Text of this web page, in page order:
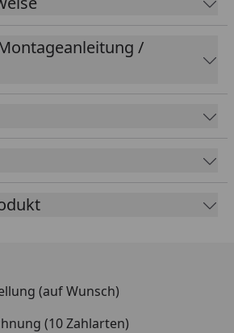
eines intensiven Aromas
Stoffen der Lebensmittelindustrie
Nicht für die
Anwendung mit
/
(auf Wunsch)
(10 Zahlarten)